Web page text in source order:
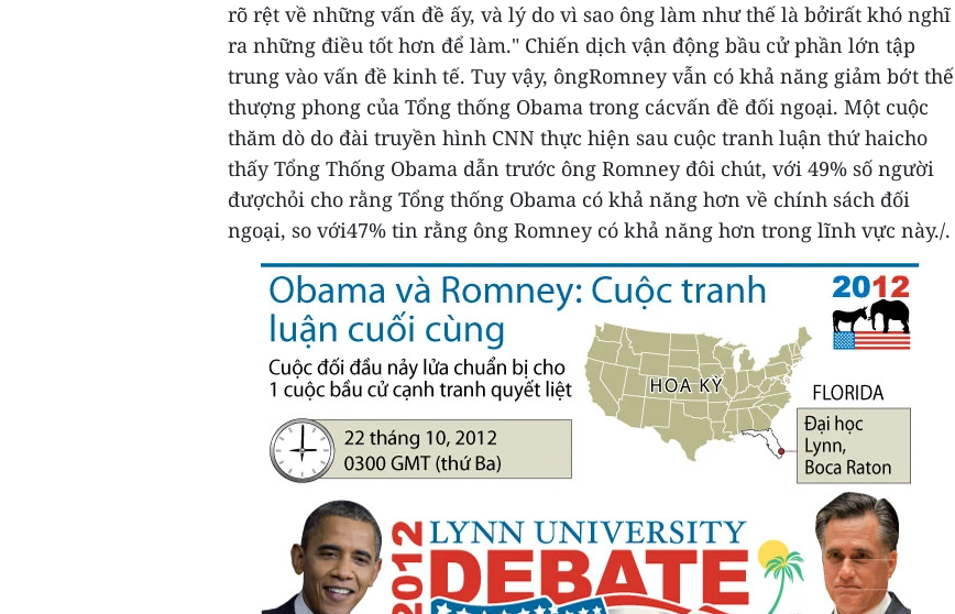
rõ rệt về những vấn đề ấy, và lý do vì sao ông làm như thế là bởirất khó nghĩ
ra những điều tốt hơn để làm." Chiến dịch vận động bầu cử phần lớn tập
trung vào vấn đề kinh tế. Tuy vậy, ôngRomney vẫn có khả năng giảm bớt thế
thượng phong của Tổng thống Obama trong cácvấn đề đối ngoại. Một cuộc
thăm dò do đài truyền hình CNN thực hiện sau cuộc tranh luận thứ haicho
thấy Tổng Thống Obama dẫn trước ông Romney đôi chút, với 49% số người
đượchỏi cho rằng Tổng thống Obama có khả năng hơn về chính sách đối
ngoại, so với47% tin rằng ông Romney có khả năng hơn trong lĩnh vực này./.